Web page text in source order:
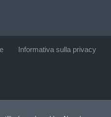
Informativa sulla privacy